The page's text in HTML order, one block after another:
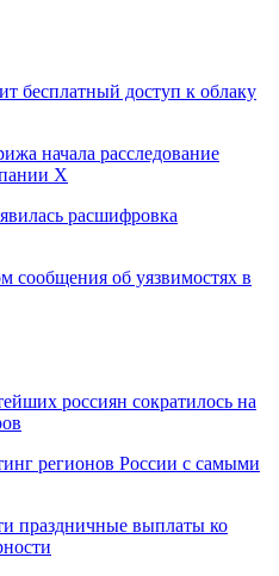
бесплатный доступ к облаку
начала расследование
X
расшифровка
об уязвимостях в
россиян сократилось на
регионов России с самыми
праздничные выплаты ко